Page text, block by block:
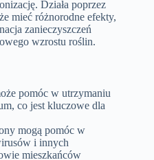
Działa poprzez
mieć różnorodne efekty,
zanieczyszczeń
wzrostu roślin.
pomóc w utrzymaniu
co jest kluczowe dla
mogą pomóc w
i innych
mieszkańców